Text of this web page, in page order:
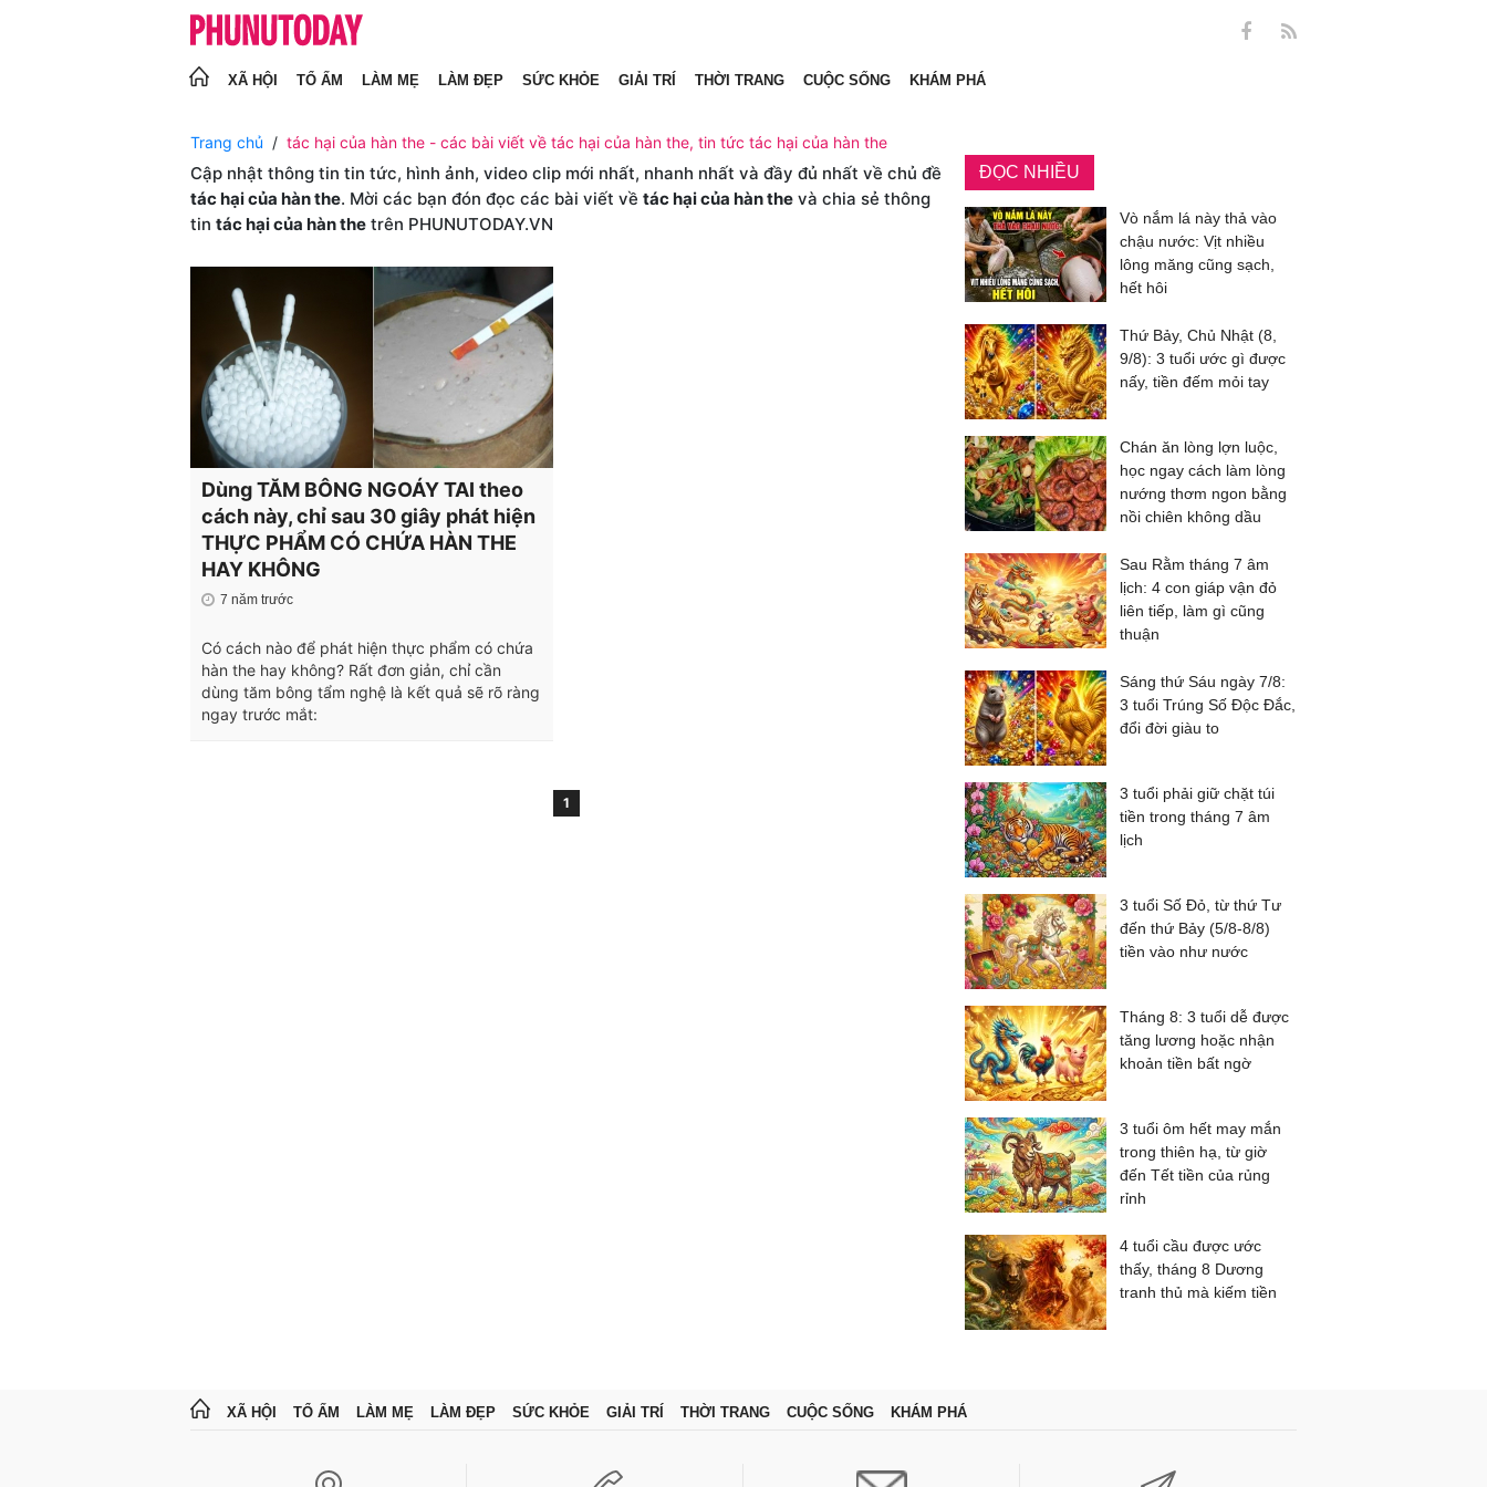
XÃ HỘI TỔ ẤM LÀM MẸ LÀM ĐẸP SỨC KHỎE GIẢI TRÍ THỜI TRANG CUỘC SỐNG KHÁM PHÁ
Trang chủ tác hại của hàn the - các bài viết về tác hại của hàn the, tin tức tác hại của hàn the
Cập nhật thông tin tin tức, hình ảnh, video clip mới nhất, nhanh nhất và đầy đủ nhất về chủ đề
tác hại của hàn the. Mời các bạn đón đọc các bài viết về tác hại của hàn the và chia sẻ thông
tin tác hại của hàn the trên PHUNUTODAY.VN
Dùng TĂM BÔNG NGOÁY TAI theo
cách này, chỉ sau 30 giây phát hiện
THỰC PHẨM CÓ CHỨA HÀN THE
HAY KHÔNG
7 năm trước
Có cách nào để phát hiện thực phẩm có chứa
hàn the hay không? Rất đơn giản, chỉ cần
dùng tăm bông tẩm nghệ là kết quả sẽ rõ ràng
ngay trước mắt:
1
ĐỌC NHIỀU
Vò nắm lá này thả vào
chậu nước: Vịt nhiều
lông măng cũng sạch,
hết hôi
Thứ Bảy, Chủ Nhật (8,
9/8): 3 tuổi ước gì được
nấy, tiền đếm mỏi tay
Chán ăn lòng lợn luộc,
học ngay cách làm lòng
nướng thơm ngon bằng
nồi chiên không dầu
Sau Rằm tháng 7 âm
lịch: 4 con giáp vận đỏ
liên tiếp, làm gì cũng
thuận
Sáng thứ Sáu ngày 7/8:
3 tuổi Trúng Số Độc Đắc,
đổi đời giàu to
3 tuổi phải giữ chặt túi
tiền trong tháng 7 âm
lịch
3 tuổi Số Đỏ, từ thứ Tư
đến thứ Bảy (5/8-8/8)
tiền vào như nước
Tháng 8: 3 tuổi dễ được
tăng lương hoặc nhận
khoản tiền bất ngờ
3 tuổi ôm hết may mắn
trong thiên hạ, từ giờ
đến Tết tiền của rủng
rỉnh
4 tuổi cầu được ước
thấy, tháng 8 Dương
tranh thủ mà kiếm tiền
XÃ HỘI TỔ ẤM LÀM MẸ LÀM ĐẸP SỨC KHỎE GIẢI TRÍ THỜI TRANG CUỘC SỐNG KHÁM PHÁ